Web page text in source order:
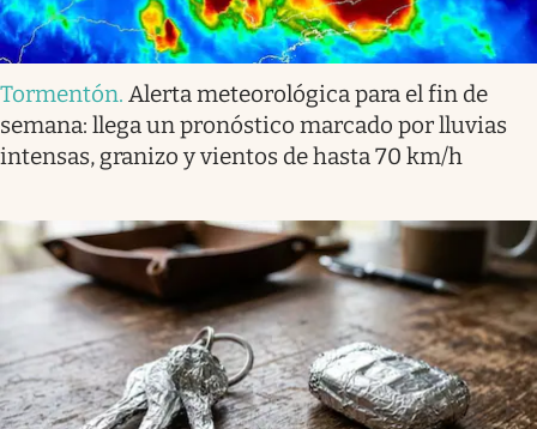
Tormentón. Alerta meteorológica para el fin de
semana: llega un pronóstico marcado por lluvias
intensas, granizo y vientos de hasta 70 km/h